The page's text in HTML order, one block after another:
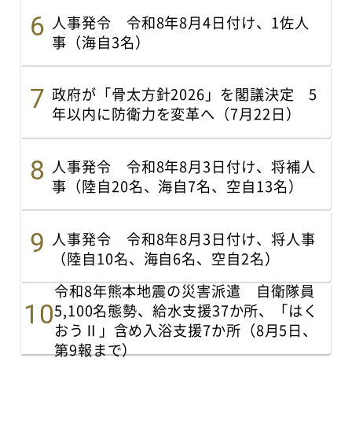
人事発令 令和8年8月4日付け、1佐人
事（海自3名）
政府が「骨太方針2026」を閣議決定 5
年以内に防衛力を変革へ（7月22日）
人事発令 令和8年8月3日付け、将補人
事（陸自20名、海自7名、空自13名）
人事発令 令和8年8月3日付け、将人事
（陸自10名、海自6名、空自2名）
令和8年熊本地震の災害派遣 自衛隊員
5,100名態勢、給水支援37か所、「はく
おうⅡ」含め入浴支援7か所（8月5日、
第9報まで）